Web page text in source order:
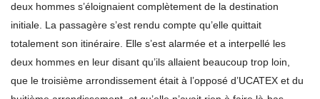
deux hommes s’éloignaient complètement de la destination
initiale. La passagère s’est rendu compte qu’elle quittait
totalement son itinéraire. Elle s’est alarmée et a interpellé les
deux hommes en leur disant qu’ils allaient beaucoup trop loin,
que le troisième arrondissement était à l’opposé d’UCATEX et du